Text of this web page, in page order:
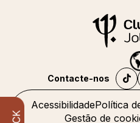
AcessibilidadePolítica
Gestão de
Contacte-nos